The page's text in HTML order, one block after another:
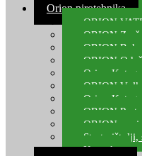
Orion pirotehnika
ORION
ORION
ORION
ORION
Orion
ORION
Orion
ORION
ORION
Start pištolji,
Kontakt